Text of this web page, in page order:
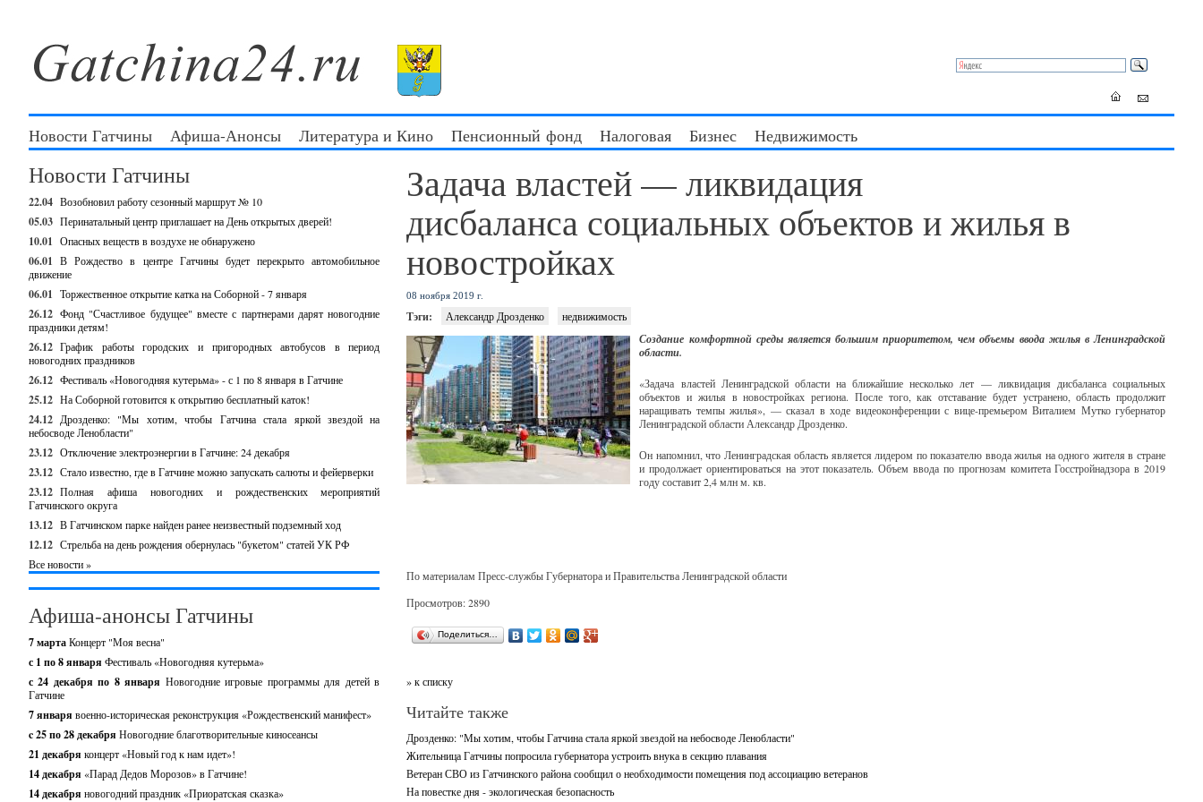
Новости Гатчины Афиша-Анонсы Литература и Кино Пенсионный фонд Налоговая Бизнес Недвижимость
Новости Гатчины
22.04 Возобновил работу сезонный маршрут № 10
05.03 Перинатальный центр приглашает на День открытых дверей!
10.01 Опасных веществ в воздухе не обнаружено
06.01 В Рождество в центре Гатчины будет перекрыто автомобильное
движение
06.01 Торжественное открытие катка на Соборной - 7 января
26.12 Фонд "Счастливое будущее" вместе с партнерами дарят новогодние
праздники детям!
26.12 График работы городских и пригородных автобусов в период
новогодних праздников
26.12 Фестиваль «Новогодняя кутерьма» - с 1 по 8 января в Гатчине
25.12 На Соборной готовится к открытию бесплатный каток!
24.12 Дрозденко: "Мы хотим, чтобы Гатчина стала яркой звездой на
небосводе Ленобласти"
23.12 Отключение электроэнергии в Гатчине: 24 декабря
23.12 Стало известно, где в Гатчине можно запускать салюты и фейерверки
23.12 Полная афиша новогодних и рождественских мероприятий
Гатчинского округа
13.12 В Гатчинском парке найден ранее неизвестный подземный ход
12.12 Стрельба на день рождения обернулась "букетом" статей УК РФ
Все новости »
Афиша-анонсы Гатчины
7 мартаКонцерт "Моя весна"
с 1 по 8 января Фестиваль «Новогодняя кутерьма»
с 24 декабря по 8 января Новогодние игровые программы для детей в
Гатчине
7 января военно-историческая реконструкция «Рождественский манифест»
c 25 по 28 декабря Новогодние благотворительные киносеансы
21 декабря концерт «Новый год к нам идет»!
14 декабря «Парад Дедов Морозов» в Гатчине!
14 декабря новогодний праздник «Приоратская сказка»
Задача властей — ликвидация
дисбаланса социальных объектов и жилья в
новостройках
08 ноября 2019 г.
Тэги: Александр Дрозденко недвижимость
Создание комфортной среды является большим приоритетом, чем объемы ввода жилья в Ленинградской
области.
«Задача властей Ленинградской области на ближайшие несколько лет — ликвидация дисбаланса социальных
объектов и жилья в новостройках региона. После того, как отставание будет устранено, область продолжит
наращивать темпы жилья», — сказал в ходе видеоконференции с вице-премьером Виталием Мутко губернатор
Ленинградской области Александр Дрозденко.
Он напомнил, что Ленинградская область является лидером по показателю ввода жилья на одного жителя в стране
и продолжает ориентироваться на этот показатель. Объем ввода по прогнозам комитета Госстройнадзора в 2019
году составит 2,4 млн м. кв.
По материалам Пресс-службы Губернатора и Правительства Ленинградской области
Просмотров: 2890
Поделиться…
» к списку
Читайте также
Дрозденко: "Мы хотим, чтобы Гатчина стала яркой звездой на небосводе Ленобласти"
Жительница Гатчины попросила губернатора устроить внука в секцию плавания
Ветеран СВО из Гатчинского района сообщил о необходимости помещения под ассоциацию ветеранов
На повестке дня - экологическая безопасность